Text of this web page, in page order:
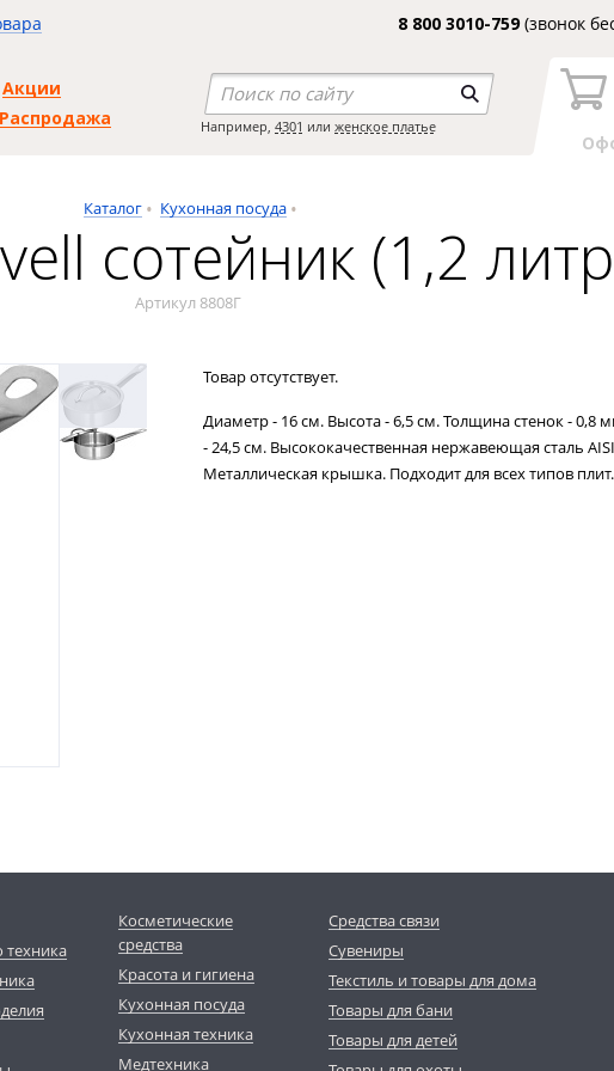
8 800 3010-759(звонок
Акции
Распродажа
Например, 4301 или женское платье
Каталог Кухонная посуда
сотейник (1,2
Артикул 8808Г
Товар отсутствует.
Диаметр - 16 см. Высота - 6,5 см. Толщина стенок - 0,8
- 24,5 см. Высококачественная нержавеющая сталь
Металлическая крышка. Подходит для всех типов плит.
техника
Косметические
средства
Красота и гигиена
Кухонная посуда
Кухонная техника
Медтехника
Средства связи
Сувениры
Текстиль и товары для дома
Товары для бани
Товары для детей